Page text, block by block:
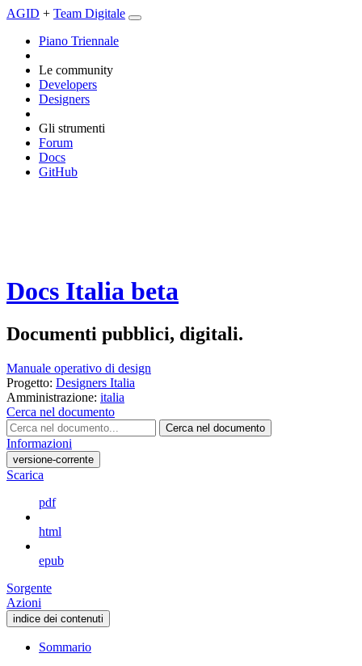
AGID + Team Digitale
Piano Triennale
Le community
Developers
Designers
Gli strumenti
Forum
Docs
GitHub
Docs Italia beta
Documenti pubblici, digitali.
Manuale operativo di design
Progetto: Designers Italia
Amministrazione: italia
Cerca nel documento
Cerca nel documento
Informazioni
versione-corrente
Scarica
pdf
html
epub
Sorgente
Azioni
indice dei contenuti
Sommario